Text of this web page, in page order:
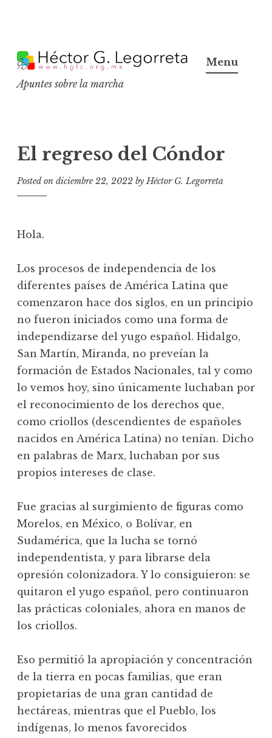
k
p
c
o
n
t
n
Apuntes sobre la marcha
Menu
El regreso del Cóndor
Posted on diciembre 22, 2022 byHéctor G. Legorreta
Hola.
Los procesos de independencia de los
diferentes países de América Latina que
comenzaron hace dos siglos, en un principio
no fueron iniciados como una forma de
independizarse del yugo español. Hidalgo,
San Martín, Miranda, no preveían la
formación de Estados Nacionales, tal y como
lo vemos hoy, sino únicamente luchaban por
el reconocimiento de los derechos que,
como criollos (descendientes de españoles
nacidos en América Latina) no tenían. Dicho
en palabras de Marx, luchaban por sus
propios intereses de clase.
Fue gracias al surgimiento de figuras como
Morelos, en México, o Bolívar, en
Sudamérica, que la lucha se tornó
independentista, y para librarse dela
opresión colonizadora. Y lo consiguieron: se
quitaron el yugo español, pero continuaron
las prácticas coloniales, ahora en manos de
los criollos.
Eso permitió la apropiación y concentración
de la tierra en pocas familias, que eran
propietarias de una gran cantidad de
hectáreas, mientras que el Pueblo, los
indígenas, lo menos favorecidos